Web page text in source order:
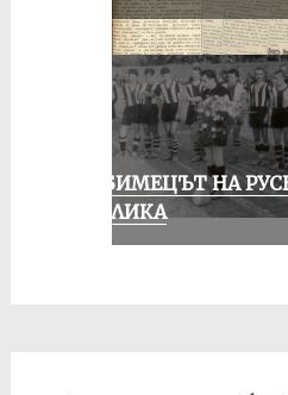
ЛЮБИМЕЦЪТ НА
ПУБЛИКА